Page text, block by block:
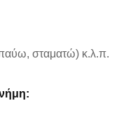
σταματώ) κ.λ.π.